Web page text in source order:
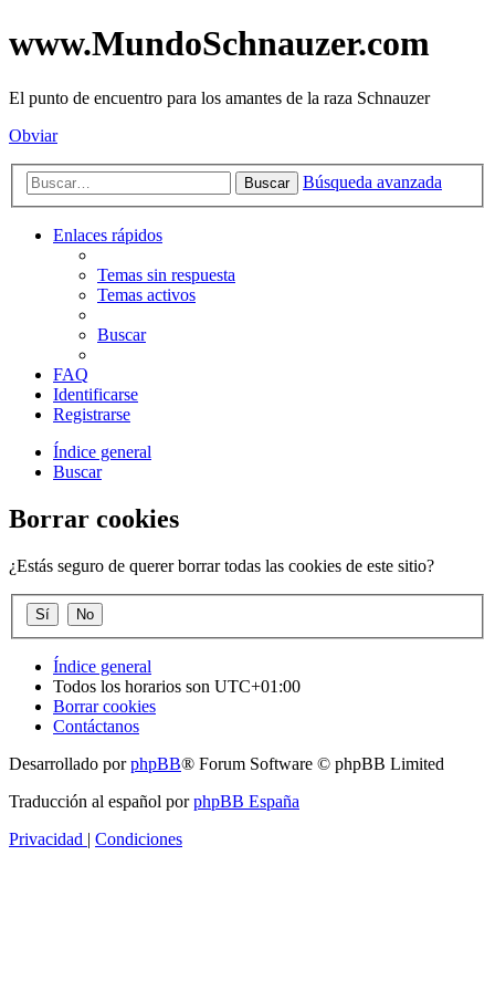
www.MundoSchnauzer.com
El punto de encuentro para los amantes de la raza Schnauzer
Obviar
Buscar Búsqueda avanzada
Enlaces rápidos
Temas sin respuesta
Temas activos
Buscar
FAQ
Identificarse
Registrarse
Índice general
Buscar
Borrar cookies
¿Estás seguro de querer borrar todas las cookies de este sitio?
Índice general
Todos los horarios son UTC+01:00
Borrar cookies
Contáctanos
Desarrollado porphpBB® Forum Software © phpBB Limited
Traducción al español porphpBB España
Privacidad | Condiciones